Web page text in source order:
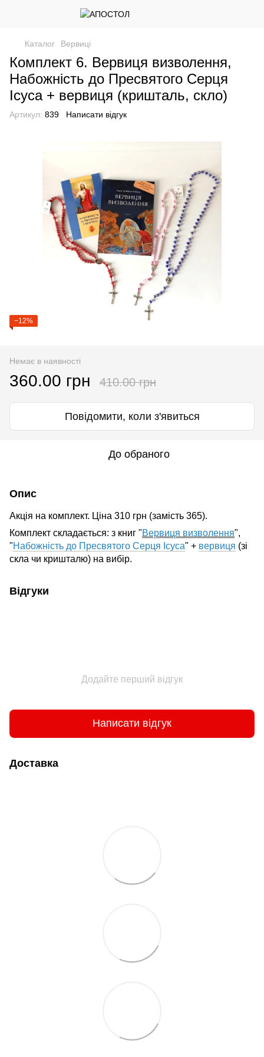
Каталог Вервиці
Комплект 6. Вервиця визволення,
Набожність до Пресвятого Серця
Ісуса + вервиця (кришталь, скло)
Артикул: 839 Написати відгук
−12%
Немає в наявності
360.00 грн 410.00 грн
Повідомити, коли з'явиться
До обраного
Опис
Акція на комплект. Ціна 310 грн (замість 365).
Комплект складається: з книг "Вервиця визволення",
"Набожність до Пресвятого Серця Ісуса" + вервиця (зі
скла чи кришталю) на вибір.
Відгуки
Додайте перший відгук
Написати відгук
Доставка